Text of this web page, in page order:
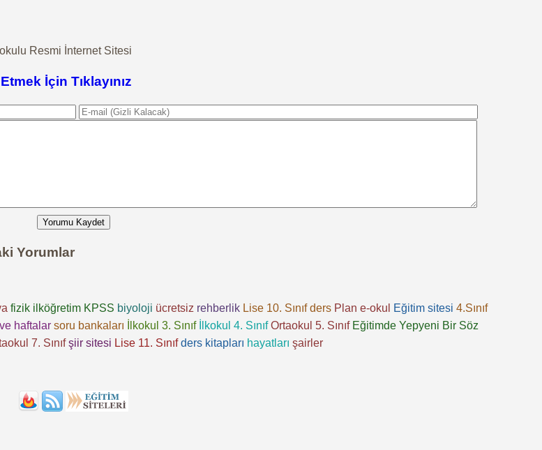
Resmi İnternet Sitesi
İçin Tıklayınız
Yorumu Kaydet
Yorumlar
fizik ilköğretim KPSS biyoloji ücretsiz rehberlik Lise 10. Sınıf ders Plan e-okul Eğitim sitesi 4.Sınıf
haftalar soru bankaları İlkokul 3. Sınıf İlkokul 4. Sınıf Ortaokul 5. Sınıf Eğitimde Yepyeni Bir Söz
7. Sınıf şiir sitesi Lise 11. Sınıf ders kitapları hayatları şairler